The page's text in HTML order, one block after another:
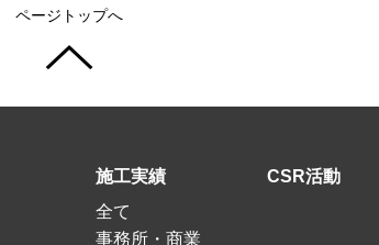
ページトップへ
施工実績
全て
事務所・商業
CSR活動